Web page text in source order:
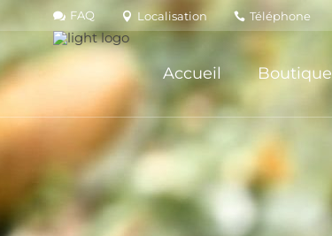
FAQ Localisation Téléphone
Accueil Boutique